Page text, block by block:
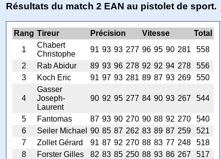
Résultats du match 2 EAN au pistolet de sport.
Rang Tireur Précision Vitesse
Total
1
Chabert
Christophe
91 93 93 277 96 95 90 281
558
2
Rab Abidur 89 93 96 278 92 92 94 278
556
3
Koch Eric 91 97 93 281 89 87 93 269 550
4
Gasser
Joseph-
Laurent
90 92 95 277 84 90 93 267 544
5 Fantomas 87 93 90 270 90 88 92 270
540
6
Seiler Michael 90 85 87 262 83 89 87 259
521
7
Zollet Gérard 91 87 92 270 88 83 77 248
518
8
Forster Gilles 82 83 85 250 88 93 86 267
517